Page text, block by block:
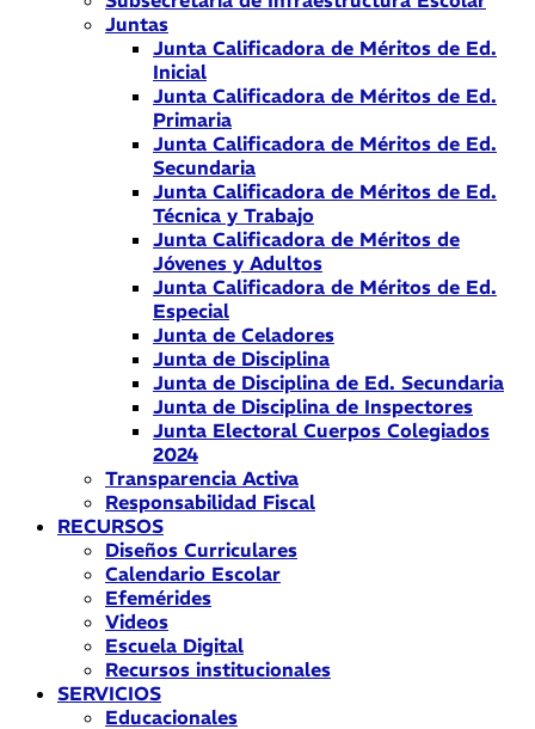
Juntas
Junta Calificadora de Méritos de Ed.
Inicial
Junta Calificadora de Méritos de Ed.
Primaria
Junta Calificadora de Méritos de Ed.
Secundaria
Junta Calificadora de Méritos de Ed.
Técnica y Trabajo
Junta Calificadora de Méritos de
Jóvenes y Adultos
Junta Calificadora de Méritos de Ed.
Especial
Junta de Celadores
Junta de Disciplina
Junta de Disciplina de Ed. Secundaria
Junta de Disciplina de Inspectores
Junta Electoral Cuerpos Colegiados
2024
Transparencia Activa
Responsabilidad Fiscal
RECURSOS
Diseños Curriculares
Calendario Escolar
Efemérides
Videos
Escuela Digital
Recursos institucionales
SERVICIOS
Educacionales